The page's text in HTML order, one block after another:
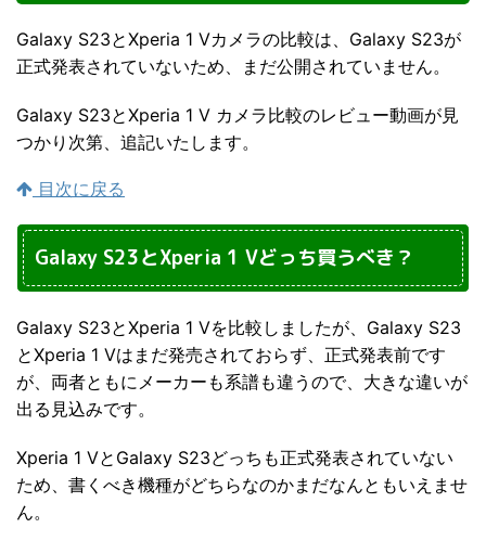
Galaxy S23とXperia 1 Vカメラの比較は、Galaxy S23が
正式発表されていないため、まだ公開されていません。
Galaxy S23とXperia 1 V カメラ比較のレビュー動画が見
つかり次第、追記いたします。
目次に戻る
Galaxy S23とXperia 1 Vどっち買うべき？
Galaxy S23とXperia 1 Vを比較しましたが、Galaxy S23
とXperia 1 Vはまだ発売されておらず、正式発表前です
が、両者ともにメーカーも系譜も違うので、大きな違いが
出る見込みです。
Xperia 1 VとGalaxy S23どっちも正式発表されていない
ため、書くべき機種がどちらなのかまだなんともいえませ
ん。